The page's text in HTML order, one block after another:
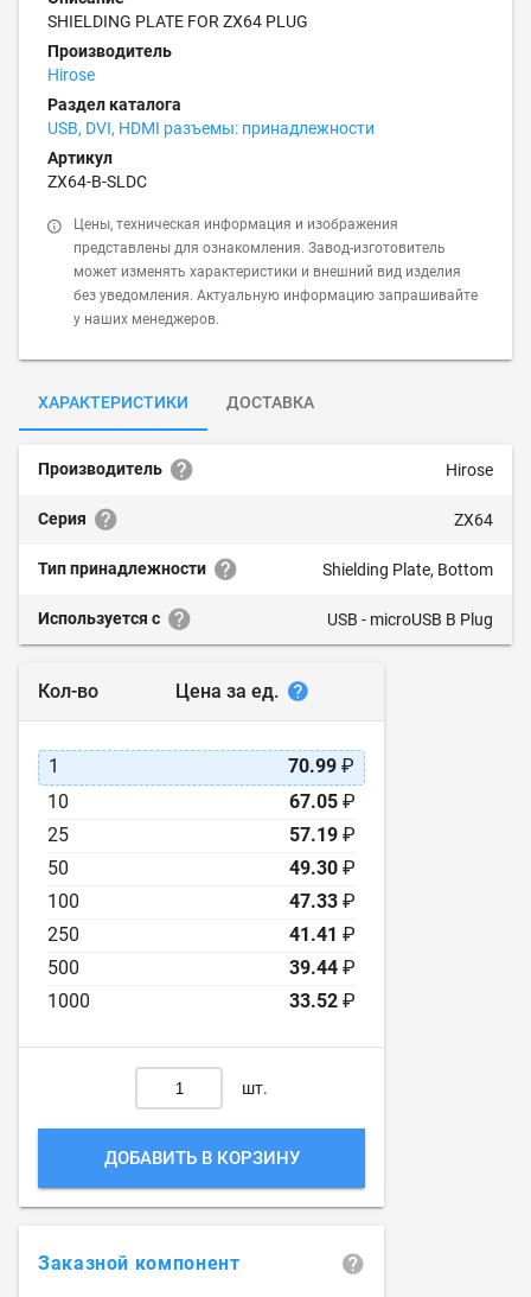
SHIELDING PLATE FOR ZX64 PLUG
Производитель
Hirose
Раздел каталога
USB, DVI, HDMI разъемы: принадлежности
Артикул
ZX64-B-SLDC
Цены, техническая информация и изображения
представлены для ознакомления. Завод-изготовитель
может изменять характеристики и внешний вид изделия
без уведомления. Актуальную информацию запрашивайте
у наших менеджеров.
ХАРАКТЕРИСТИКИ ДОСТАВКА
Производитель Hirose
Серия ZX64
Тип принадлежности Shielding Plate, Bottom
Используется с USB - microUSB B Plug
Кол-во Цена за ед.
1 70.99 ₽
10
67.05 ₽
25
57.19 ₽
50
49.30 ₽
100
47.33 ₽
250
41.41 ₽
500
39.44 ₽
1000
33.52 ₽
шт.
ДОБАВИТЬ В КОРЗИНУ
Заказной компонент